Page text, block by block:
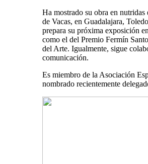
Ha mostrado su obra en
de Vacas, en Guadalajara,
prepara su próxima exposición
como el del Premio Fermín
del Arte. Igualmente, sigue
comunicación.
Es miembro de la Asociación
nombrado recientemente